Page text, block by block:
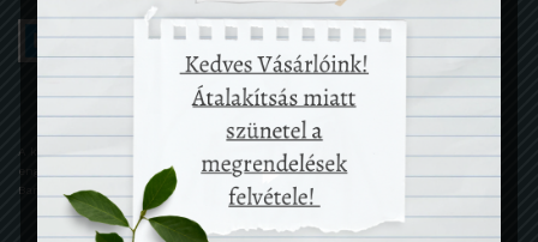
A kényelmes és biztonságos online fizetést a Barion Payment Zrt. biztosítja, MNB
engedély száma: H-EN-I-1064/2013
Bankkártya adatai áruházunkhoz nem jutnak el.